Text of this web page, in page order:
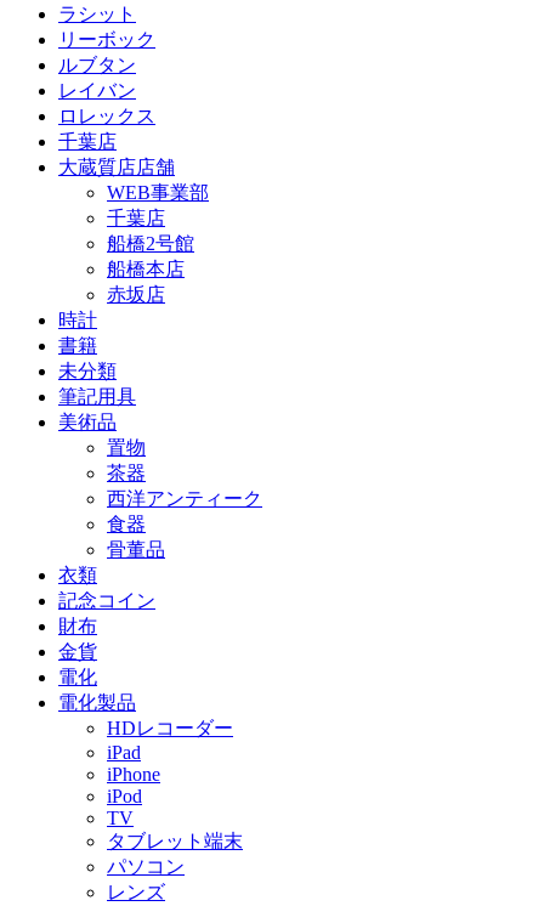
ラシット
リーボック
ルブタン
レイバン
ロレックス
千葉店
大蔵質店店舗
WEB事業部
千葉店
船橋2号館
船橋本店
赤坂店
時計
書籍
未分類
筆記用具
美術品
置物
茶器
西洋アンティーク
食器
骨董品
衣類
記念コイン
財布
金貨
電化
電化製品
HDレコーダー
iPad
iPhone
iPod
TV
タブレット端末
パソコン
レンズ